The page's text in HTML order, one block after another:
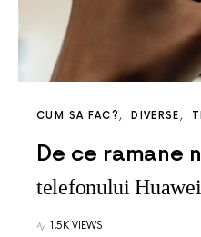
CUM SA FAC? DIVERSE
De ce ramane
telefonului
1.5K VIEWS